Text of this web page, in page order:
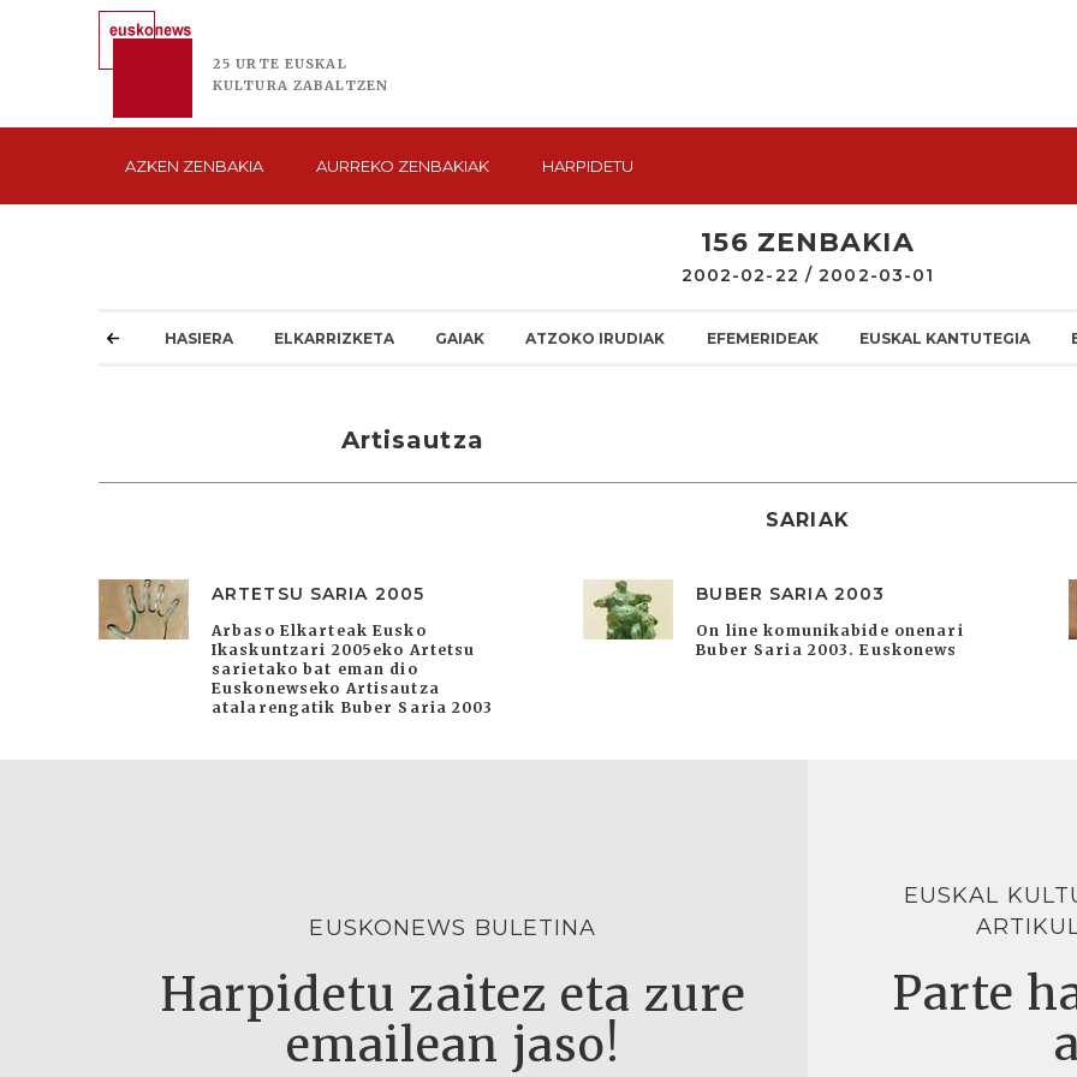
25 URTE EUSKAL
KULTURA ZABALTZEN
AZKEN ZENBAKIA AURREKO ZENBAKIAK HARPIDETU
156 ZENBAKIA
2002-02-22 / 2002-03-01
HASIERA ELKARRIZKETA GAIAK ATZOKO IRUDIAK EFEMERIDEAK EUSKAL KANTUTEGIA
Artisautza
SARIAK
ARTETSU SARIA 2005
Arbaso Elkarteak Eusko
Ikaskuntzari 2005eko Artetsu
sarietako bat eman dio
Euskonewseko Artisautza
atalarengatik Buber Saria 2003
BUBER SARIA 2003
On line komunikabide onenari
Buber Saria 2003. Euskonews
EUSKONEWS BULETINA
Harpidetu zaitez eta zure
emailean jaso!
EUSKAL
Parte